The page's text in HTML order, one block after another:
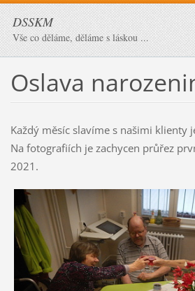
DSSKM
Vše co děláme, děláme s láskou ...
Oslava
Každý měsíc slavíme s našimi klienty
Na fotografiích je zachycen průřez
2021.